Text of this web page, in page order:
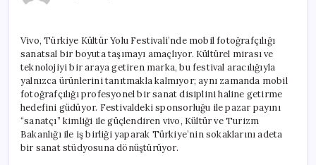
Mobil
Fotoğrafçılığı
Sanatla
Buluşturuyor
Vivo, Türkiye Kültür Yolu Festivali’nde mobil fotoğrafçılığı
sanatsal bir boyuta taşımayı amaçlıyor. Kültürel mirası ve
teknolojiyi bir araya getiren marka, bu festival aracılığıyla
yalnızca ürünlerini tanıtmakla kalmıyor; aynı zamanda mobil
fotoğrafçılığı profesyonel bir sanat disiplini haline getirme
hedefini güdüyor. Festivaldeki sponsorluğu ile pazar payını
“sanatçı” kimliği ile güçlendiren vivo, Kültür ve Turizm
Bakanlığı ile iş birliği yaparak Türkiye’nin sokaklarını adeta
bir sanat stüdyosuna dönüştürüyor.